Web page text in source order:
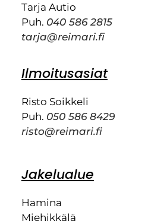
Tarja Autio
Puh. 040 586 2815
tarja@reimari.fi
Ilmoitusasiat
Risto Soikkeli
Puh. 050 586 8429
risto@reimari.fi
Jakelualue
Hamina
Miehikkälä